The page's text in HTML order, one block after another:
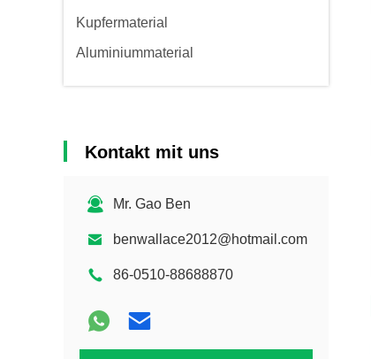
Kupfermaterial
Aluminiummaterial
Kontakt mit uns
Mr. Gao Ben
benwallace2012@hotmail.com
86-0510-88688870